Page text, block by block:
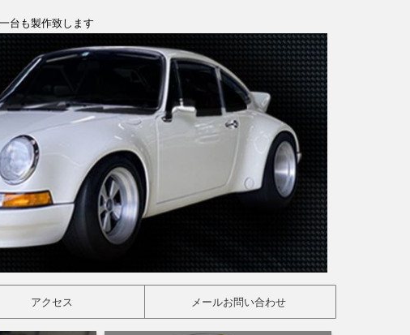
台も製作致します
アクセス メールお問い合わせ